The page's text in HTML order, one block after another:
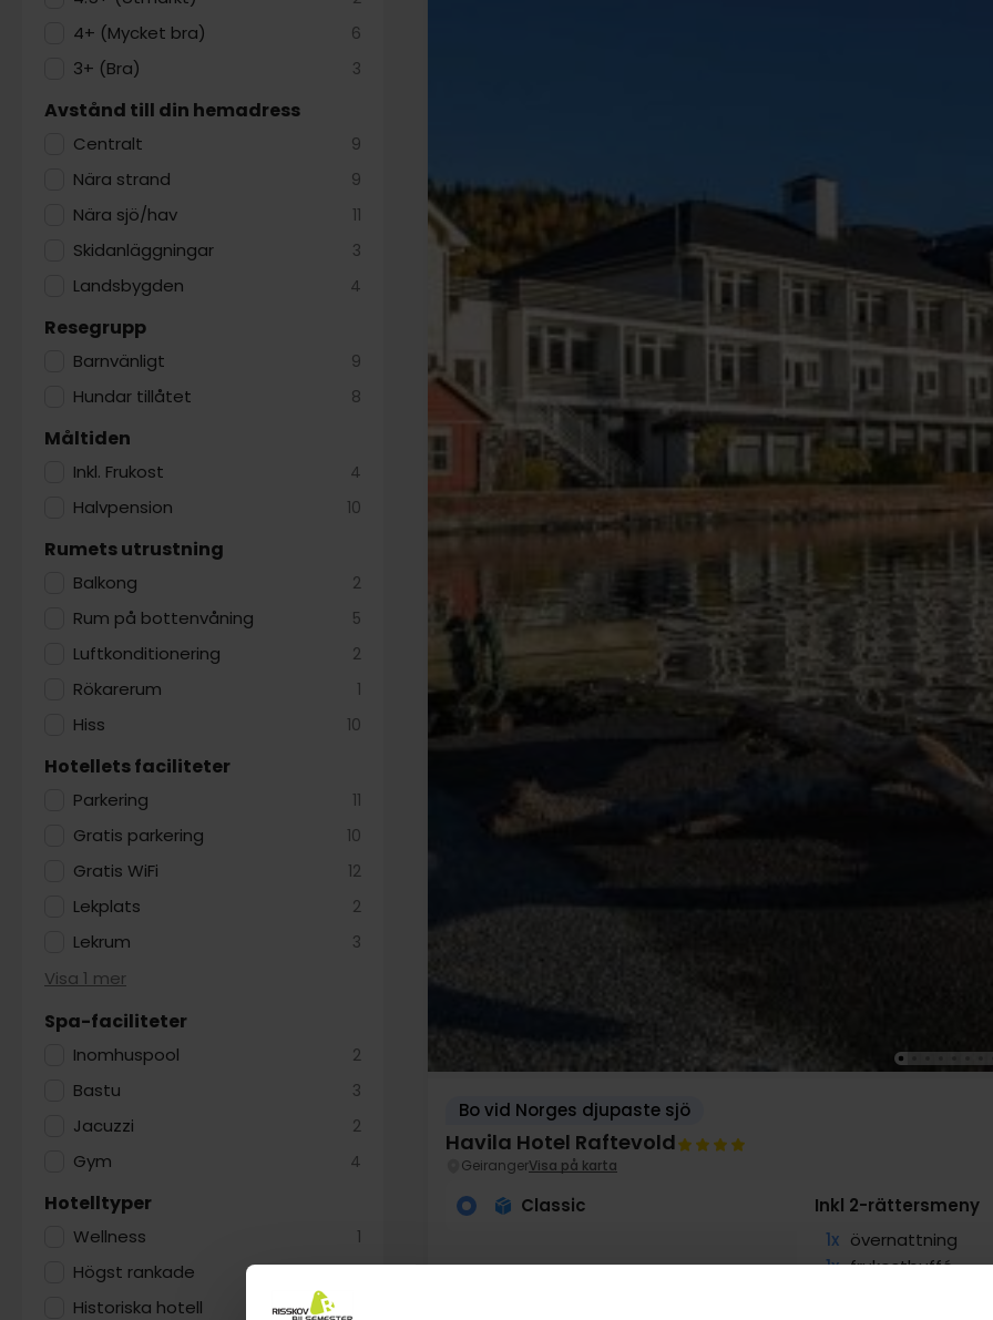
4+ (Mycket bra) 6
3+ (Bra) 3
Avstånd till din hemadress
Centralt 9
Nära strand 9
Nära sjö/hav 11
Skidanläggningar 3
Landsbygden 4
Resegrupp
Barnvänligt 9
Hundar tillåtet 8
Måltiden
Inkl. Frukost 4
Halvpension 10
Rumets utrustning
Balkong 2
Rum på bottenvåning 5
Luftkonditionering 2
Rökarerum 1
Hiss 10
Hotellets faciliteter
Parkering 11
Gratis parkering 10
Gratis WiFi 12
Lekplats 2
Lekrum 3
Visa 1 mer
Spa-faciliteter
Inomhuspool 2
Bastu 3
Jacuzzi 2
Gym 4
Hotelltyper
Wellness 1
Högst rankade
Historiska hotell
Bo vid Norges djupaste sjö
Havila Hotel Raftevold
GeirangerVisa på karta
Classic
Inkl 2-rättersmeny
1x övernattning
1x frukostbuffé
utsökt 2-